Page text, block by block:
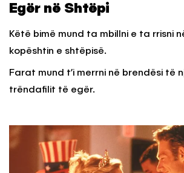
Egër në Shtëpi
Këtë bimë mund ta mbillni e ta rrisni
kopështin e shtëpisë.
Farat mund t’i merrni në brendësi të
trëndafilit të egër.